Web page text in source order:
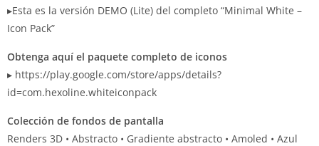
▸Esta es la versión DEMO (Lite) del completo “Minimal White –
Icon Pack”
Obtenga aquí el paquete completo de iconos
▸ https://play.google.com/store/apps/details?
id=com.hexoline.whiteiconpack
Colección de fondos de pantalla
Renders 3D • Abstracto • Gradiente abstracto • Amoled • Azul